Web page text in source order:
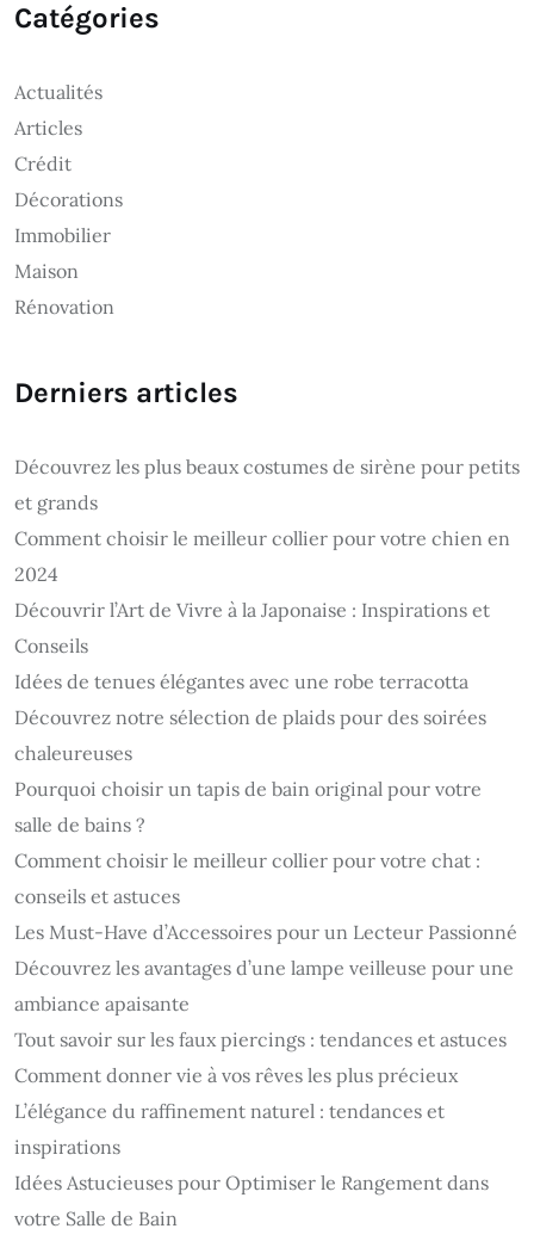
Catégories
Actualités
Articles
Crédit
Décorations
Immobilier
Maison
Rénovation
Derniers articles
Découvrez les plus beaux costumes de sirène pour petits
et grands
Comment choisir le meilleur collier pour votre chien en
2024
Découvrir l’Art de Vivre à la Japonaise : Inspirations et
Conseils
Idées de tenues élégantes avec une robe terracotta
Découvrez notre sélection de plaids pour des soirées
chaleureuses
Pourquoi choisir un tapis de bain original pour votre
salle de bains ?
Comment choisir le meilleur collier pour votre chat :
conseils et astuces
Les Must-Have d’Accessoires pour un Lecteur Passionné
Découvrez les avantages d’une lampe veilleuse pour une
ambiance apaisante
Tout savoir sur les faux piercings : tendances et astuces
Comment donner vie à vos rêves les plus précieux
L’élégance du raffinement naturel : tendances et
inspirations
Idées Astucieuses pour Optimiser le Rangement dans
votre Salle de Bain